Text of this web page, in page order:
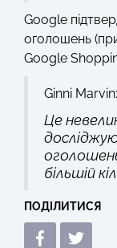
Google
оголошень
Google
Ginni Marvin:
Це
більшій
ПОДІЛИТИСЯ